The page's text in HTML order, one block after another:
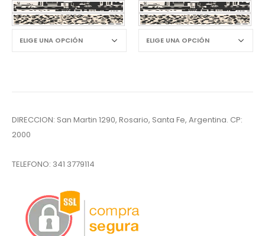
DIRECCION: San Martin 1290, Rosario, Santa Fe, Argentina. CP:
2000
TELEFONO: 341 3779114